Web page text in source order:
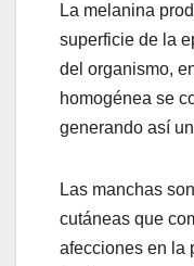
La melanina
superficie de la
del organismo,
homogénea se
generando así
Las manchas
cutáneas que
afecciones en la